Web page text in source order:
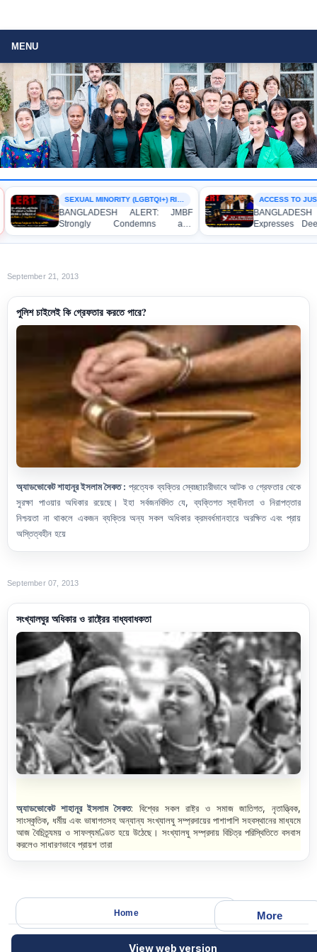
MENU
SEXUAL MINORITY (LGBTQI+) RIGHTS
BANGLADESH ALERT: JMBF
Strongly Condemns and
Expresses Deep Concern over the
Detention of Two Individuals on
ACCESS TO
BANGLADESH
Expresses
Strong
Indictment of
September 21, 2013
পুলিশ চাইলেই কি গ্রেফতার করতে পারে?
অ্যাডভোকেট শাহানূর ইসলাম সৈকত : প্রত্যেক ব্যক্তির স্বেচ্ছাচারীভাবে আটক ও গ্রেফতার থেকে
সুরক্ষা পাওয়ার অধিকার রয়েছে। ইহা সর্বজনবিদিত যে, ব্যক্তিগত স্বাধীনতা ও নিরাপত্তার
নিশ্চয়তা না থাকলে একজন ব্যক্তির অন্য সকল অধিকার ক্রমবর্ধমানহারে অরক্ষিত এবং প্রায়
অস্তিত্বহীন হয়ে
September 07, 2013
সংখ্যালঘুর অধিকার ও রাষ্ট্রের বাধ্যবাধকতা
অ্যাডভোকেট শাহানূর ইসলাম সৈকত: বিশ্বের সকল রাষ্ট্র ও সমাজ জাতিগত,নৃতাত্ত্বিক,
সাংস্কৃতিক, ধর্মীয় এবং ভাষাগতসহ অন্যান্য সংখ্যালঘু সম্প্রদায়ের পাশাপাশি সহবস্থানের মাধ্যমে
আজ বৈচিত্র্যময় ও সাফল্যমণ্ডিত হয়ে উঠেছে। সংখ্যালঘু সম্প্রদায় বিচিত্র পরিস্থিতিতে বসবাস
করলেও সাধারণভাবে প্রায়শ তারা
More
Home
View web version